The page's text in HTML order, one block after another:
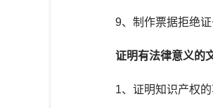
9、制作票据拒绝证
证明有法律意义的
1、证明知识产权的